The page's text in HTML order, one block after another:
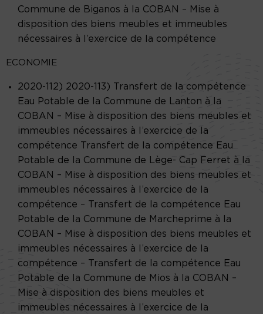
Commune de Biganos à la COBAN – Mise à
disposition des biens meubles et immeubles
nécessaires à l’exercice de la compétence
ECONOMIE
2020-112) 2020-113) Transfert de la compétence
Eau Potable de la Commune de Lanton à la
COBAN – Mise à disposition des biens meubles et
immeubles nécessaires à l’exercice de la
compétence Transfert de la compétence Eau
Potable de la Commune de Lège- Cap Ferret à la
COBAN – Mise à disposition des biens meubles et
immeubles nécessaires à l’exercice de la
compétence – Transfert de la compétence Eau
Potable de la Commune de Marcheprime à la
COBAN – Mise à disposition des biens meubles et
immeubles nécessaires à l’exercice de la
compétence – Transfert de la compétence Eau
Potable de la Commune de Mios à la COBAN –
Mise à disposition des biens meubles et
immeubles nécessaires à l’exercice de la